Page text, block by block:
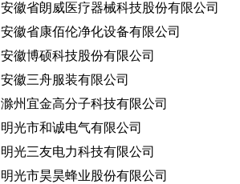
安徽省朗威医疗器械科技股份有限公司
安徽省康佰伦净化设备有限公司
安徽博硕科技股份有限公司
安徽三舟服装有限公司
滁州宜金高分子科技有限公司
明光市和诚电气有限公司
明光三友电力科技有限公司
明光市昊昊蜂业股份有限公司